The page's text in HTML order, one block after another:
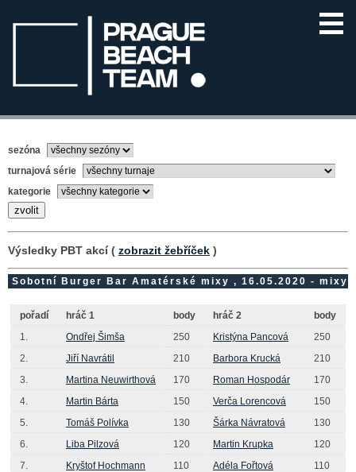
sezóna
turnajová série
kategorie
Výsledky PBT akcí ( zobrazit žebříček )
Sobotní Burger Bar Amatérské mixy , 16.05.2020 - mixy
pořadí hráč 1 body hráč 2
body
1.
Ondřej Šimša 250 Kristýna Pancová
250
2.
Jiří Navrátil 210 Barbora Krucká
210
3.
Martina Neuwirthová 170 Roman Hospodár
170
4.
Martin Bárta 150 Verča Lorencová
150
5.
Tomáš Polívka 130 Šárka Návratová
130
6.
Liba Pilzová 120 Martin Krupka
120
7.
Kryštof Hochmann 110 Adéla Fořtová
110